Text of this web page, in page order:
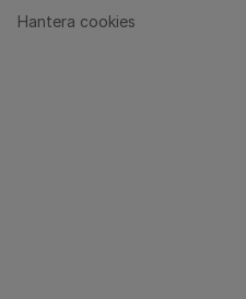
Hantera cookies